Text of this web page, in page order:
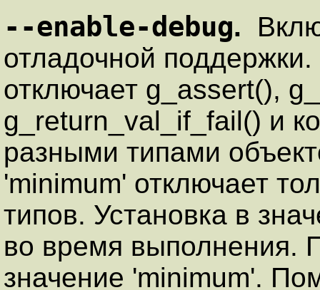
--enable-debug.
отладочной
отключает g_assert(),
g_return_val_if_fail() и
разными типами
'minimum' отключает
типов. Установка в
во время выполнения.
значение 'minimum'.